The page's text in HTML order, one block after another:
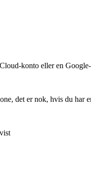
konto eller en
det er nok, hvis du har